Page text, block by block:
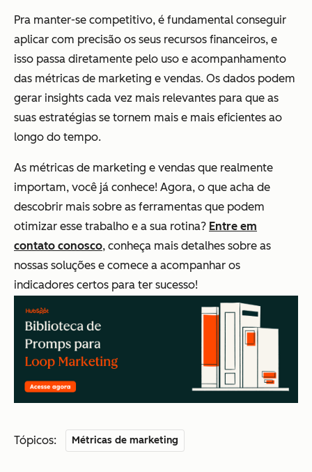
Pra manter-se competitivo, é fundamental conseguir
aplicar com precisão os seus recursos financeiros, e
isso passa diretamente pelo uso e acompanhamento
das métricas de marketing e vendas. Os dados podem
gerar insights cada vez mais relevantes para que as
suas estratégias se tornem mais e mais eficientes ao
longo do tempo.
As métricas de marketing e vendas que realmente
importam, você já conhece! Agora, o que acha de
descobrir mais sobre as ferramentas que podem
otimizar esse trabalho e a sua rotina? Entre em
contato conosco, conheça mais detalhes sobre as
nossas soluções e comece a acompanhar os
indicadores certos para ter sucesso!
Tópicos: Métricas de marketing